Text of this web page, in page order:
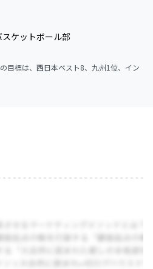
ケットボール部
目標は、西日本ベスト8、九州1位、イン